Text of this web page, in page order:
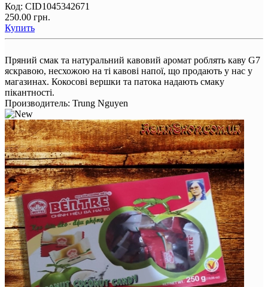
Код: CID1045342671
250.00 грн.
Купить
Пряний смак та натуральний кавовий аромат роблять каву G7
яскравою, несхожою на ті кавові напої, що продають у нас у
магазинах. Кокосові вершки та патока надають смаку
пікантності.
Производитель: Trung Nguyen